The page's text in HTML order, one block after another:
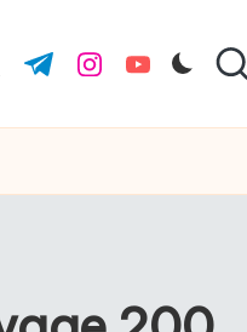
t.me instagram.com
youtube.com